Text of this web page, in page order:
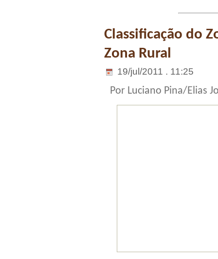
Classificação do
Zona Rural
19/jul/2011 . 11:25
Por Luciano Pina/Elias